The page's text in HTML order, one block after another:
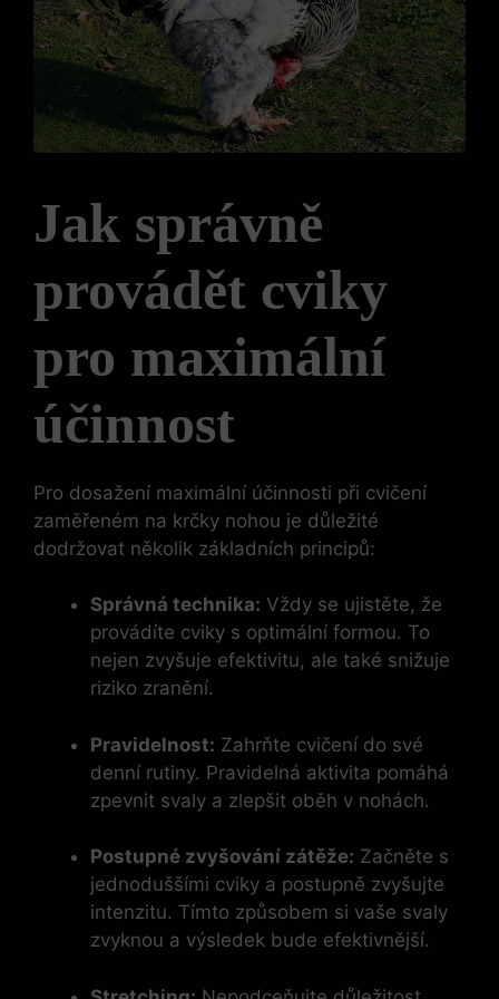
Jak správně
provádět cviky
pro maximální
účinnost
Pro dosažení maximální účinnosti při cvičení
zaměřeném na krčky nohou je důležité
dodržovat několik základních principů:
Správná technika: Vždy se ujistěte, že
provádíte cviky s optimální formou. To
nejen zvyšuje efektivitu, ale také snižuje
riziko zranění.
Pravidelnost: Zahrňte cvičení do své
denní rutiny. Pravidelná aktivita pomáhá
zpevnit svaly a zlepšit oběh v nohách.
Postupné zvyšování zátěže: Začněte s
jednoduššími cviky a postupně zvyšujte
intenzitu. Tímto způsobem si vaše svaly
zvyknou a výsledek bude efektivnější.